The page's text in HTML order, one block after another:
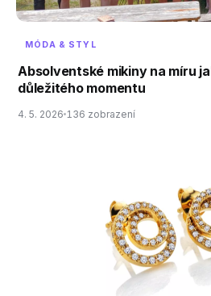
MÓDA & STYL
Absolventské mikiny na míru
důležitého momentu
4. 5. 2026 136 zobrazení